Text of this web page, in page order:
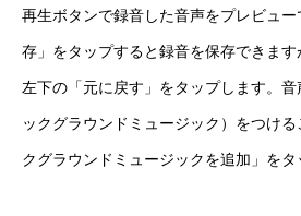
再生ボタンで録音した音声をプレビュ
存」をタップすると録音を保存できま
左下の「元に戻す」をタップします。
ックグラウンドミュージック）をつけ
クグラウンドミュージックを追加」をタ